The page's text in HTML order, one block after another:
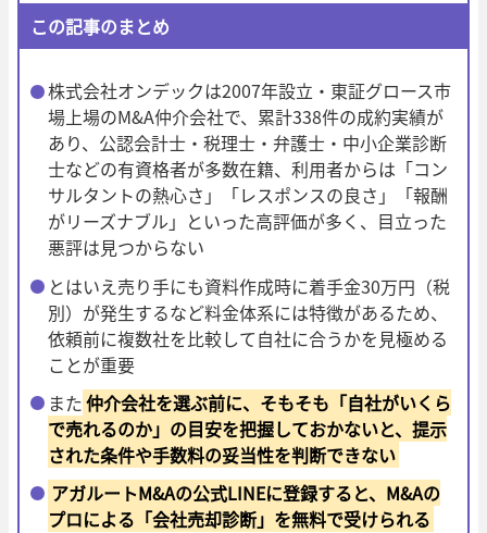
この記事のまとめ
株式会社オンデックは2007年設立・東証グロース市
場上場のM&A仲介会社で、累計338件の成約実績が
あり、公認会計士・税理士・弁護士・中小企業診断
士などの有資格者が多数在籍、利用者からは「コン
サルタントの熱心さ」「レスポンスの良さ」「報酬
がリーズナブル」といった高評価が多く、目立った
悪評は見つからない
とはいえ売り手にも資料作成時に着手金30万円（税
別）が発生するなど料金体系には特徴があるため、
依頼前に複数社を比較して自社に合うかを見極める
ことが重要
また仲介会社を選ぶ前に、そもそも「自社がいくら
で売れるのか」の目安を把握しておかないと、提示
された条件や手数料の妥当性を判断できない
アガルートM&Aの公式LINEに登録すると、M&Aの
プロによる「会社売却診断」を無料で受けられる